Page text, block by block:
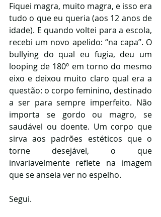
Fiquei magra, muito magra, e isso era
tudo o que eu queria (aos 12 anos de
idade). E quando voltei para a escola,
recebi um novo apelido: “na capa”. O
bullying do qual eu fugia, deu um
looping de 180º em torno do mesmo
eixo e deixou muito claro qual era a
questão: o corpo feminino, destinado
a ser para sempre imperfeito. Não
importa se gordo ou magro, se
saudável ou doente. Um corpo que
sirva aos padrões estéticos que o
torne desejável, o que
invariavelmente reflete na imagem
que se anseia ver no espelho.
Segui.